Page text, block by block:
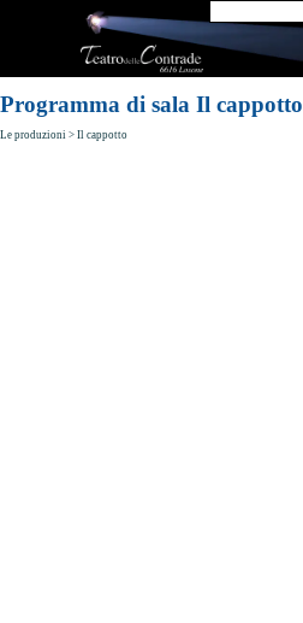
Programma di sala Il cappotto
Le produzioni > Il cappotto